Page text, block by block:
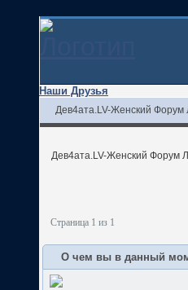
Наши Друзья
Дев4ата.LV-Женский Форум
Дев4ата.LV-Женский Форум
Страница 1 из 1
О чем вы в данный